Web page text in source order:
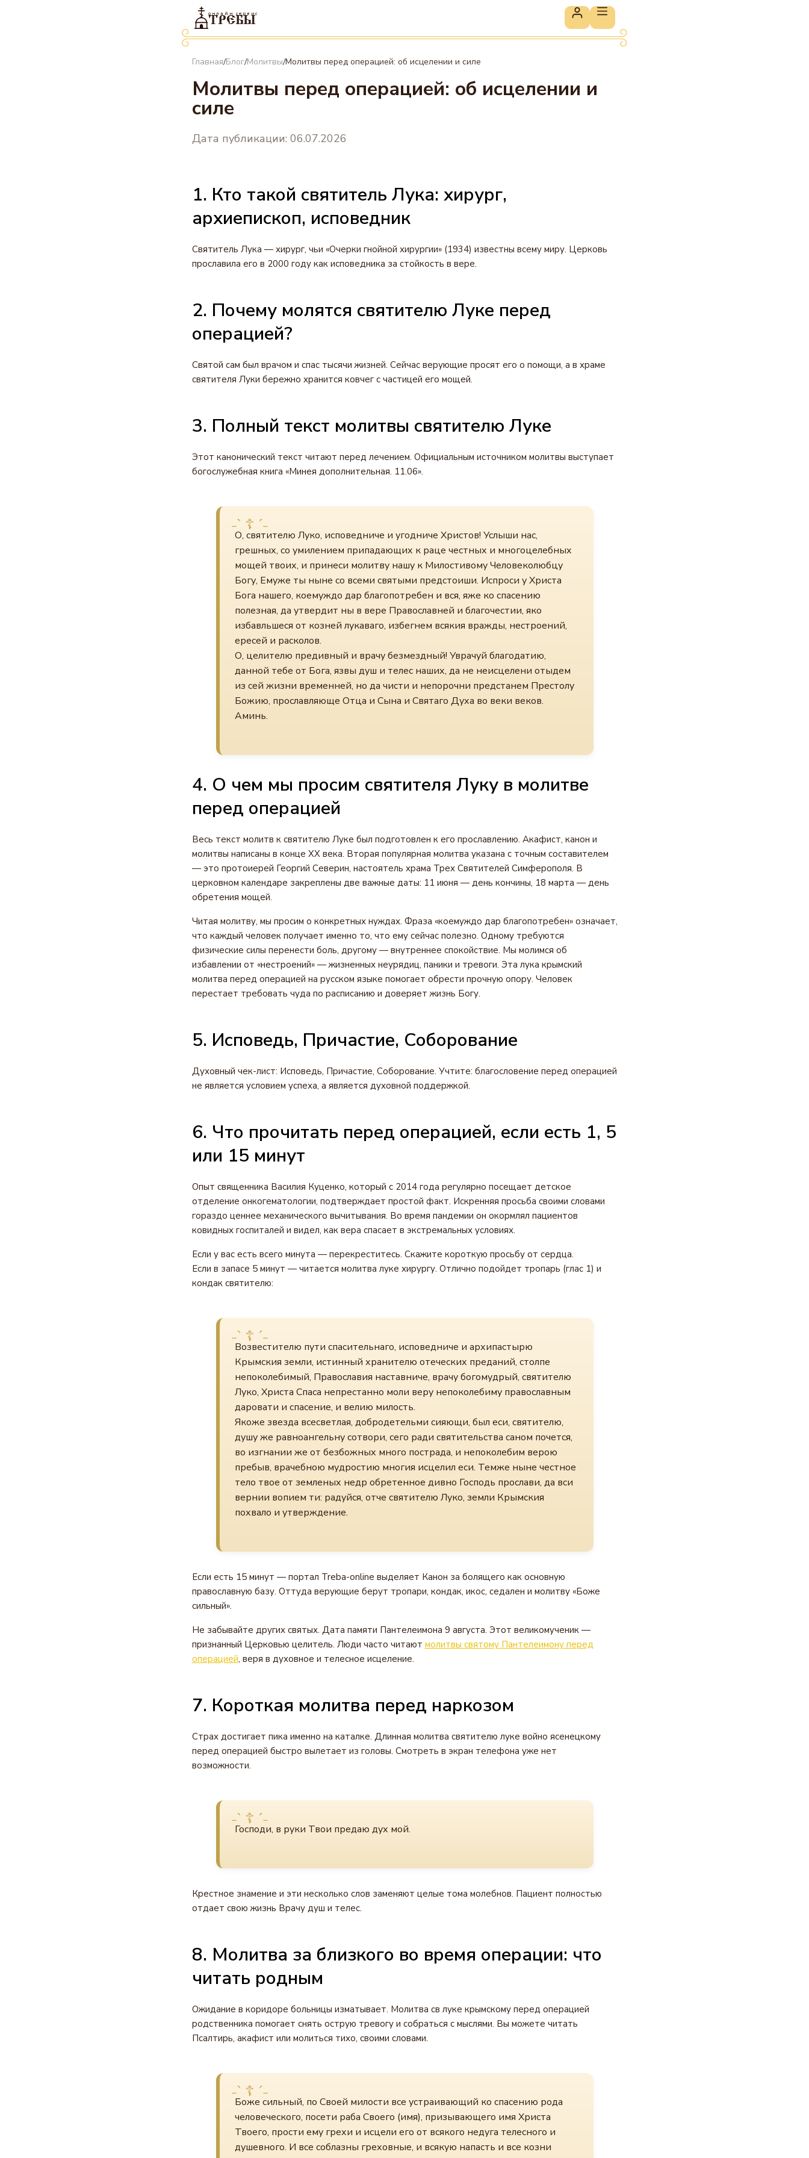
онлайн сервис
ТРЕБЫ
Главная/Блог/Молитвы/Молитвы перед операцией: об исцелении и силе
Молитвы перед операцией: об исцелении и
силе
Дата публикации: 06.07.2026
1. Кто такой святитель Лука: хирург,
архиепископ, исповедник
Святитель Лука — хирург, чьи «Очерки гнойной хирургии» (1934) известны всему миру. Церковь
прославила его в 2000 году как исповедника за стойкость в вере.
2. Почему молятся святителю Луке перед
операцией?
Святой сам был врачом и спас тысячи жизней. Сейчас верующие просят его о помощи, а в храме
святителя Луки бережно хранится ковчег с частицей его мощей.
3. Полный текст молитвы святителю Луке
Этот канонический текст читают перед лечением. Официальным источником молитвы выступает
богослужебная книга «Минея дополнительная. 11.06».
О, святителю Луко, исповедниче и угодниче Христов! Услыши нас,
грешных, со умилением припадающих к раце честных и многоцелебных
мощей твоих, и принеси молитву нашу к Милостивому Человеколюбцу
Богу, Емуже ты ныне со всеми святыми предстоиши. Испроси у Христа
Бога нашего, коемуждо дар благопотребен и вся, яже ко спасению
полезная, да утвердит ны в вере Православней и благочестии, яко
избавльшеся от козней лукаваго, избегнем всякия вражды, нестроений,
ересей и расколов.
О, целителю предивный и врачу безмездный! Уврачуй благодатию,
данной тебе от Бога, язвы душ и телес наших, да не неисцелени отыдем
из сей жизни временней, но да чисти и непорочни предстанем Престолу
Божию, прославляюще Отца и Сына и Святаго Духа во веки веков.
Аминь.
4. О чем мы просим святителя Луку в молитве
перед операцией
Весь текст молитв к святителю Луке был подготовлен к его прославлению. Акафист, канон и
молитвы написаны в конце XX века. Вторая популярная молитва указана с точным составителем
— это протоиерей Георгий Северин, настоятель храма Трех Святителей Симферополя. В
церковном календаре закреплены две важные даты: 11 июня — день кончины, 18 марта — день
обретения мощей.
Читая молитву, мы просим о конкретных нуждах. Фраза «коемуждо дар благопотребен» означает,
что каждый человек получает именно то, что ему сейчас полезно. Одному требуются
физические силы перенести боль, другому — внутреннее спокойствие. Мы молимся об
избавлении от «нестроений» — жизненных неурядиц, паники и тревоги. Эта лука крымский
молитва перед операцией на русском языке помогает обрести прочную опору. Человек
перестает требовать чуда по расписанию и доверяет жизнь Богу.
5. Исповедь, Причастие, Соборование
Духовный чек-лист: Исповедь, Причастие, Соборование. Учтите: благословение перед операцией
не является условием успеха, а является духовной поддержкой.
6. Что прочитать перед операцией, если есть 1, 5
или 15 минут
Опыт священника Василия Куценко, который с 2014 года регулярно посещает детское
отделение онкогематологии, подтверждает простой факт. Искренняя просьба своими словами
гораздо ценнее механического вычитывания. Во время пандемии он окормлял пациентов
ковидных госпиталей и видел, как вера спасает в экстремальных условиях.
Если у вас есть всего минута — перекреститесь. Скажите короткую просьбу от сердца.
Если в запасе 5 минут — читается молитва луке хирургу. Отлично подойдет тропарь (глас 1) и
кондак святителю:
Возвестителю пути спасительнаго, исповедниче и архипастырю
Крымския земли, истинный хранителю отеческих преданий, столпе
непоколебимый, Православия наставниче, врачу богомудрый, святителю
Луко, Христа Спаса непрестанно моли веру непоколебиму православным
даровати и спасение, и велию милость.
Якоже звезда всесветлая, добродетельми сияющи, был еси, святителю,
душу же равноангельну сотвори, сего ради святительства саном почется,
во изгнании же от безбожных много пострада, и непоколебим верою
пребыв, врачебною мудростию многия исцелил еси. Темже ныне честное
тело твое от земленых недр обретенное дивно Господь прослави, да вси
вернии вопием ти: радуйся, отче святителю Луко, земли Крымския
похвало и утверждение.
Если есть 15 минут — портал Treba-online выделяет Канон за болящего как основную
православную базу. Оттуда верующие берут тропари, кондак, икос, седален и молитву «Боже
сильный».
Не забывайте других святых. Дата памяти Пантелеимона 9 августа. Этот великомученик —
признанный Церковью целитель. Люди часто читают молитвы святому Пантелеимону перед
операцией, веря в духовное и телесное исцеление.
7. Короткая молитва перед наркозом
Страх достигает пика именно на каталке. Длинная молитва святителю луке войно ясенецкому
перед операцией быстро вылетает из головы. Смотреть в экран телефона уже нет
возможности.
Господи, в руки Твои предаю дух мой.
Крестное знамение и эти несколько слов заменяют целые тома молебнов. Пациент полностью
отдает свою жизнь Врачу душ и телес.
8. Молитва за близкого во время операции: что
читать родным
Ожидание в коридоре больницы изматывает. Молитва св луке крымскому перед операцией
родственника помогает снять острую тревогу и собраться с мыслями. Вы можете читать
Псалтирь, акафист или молиться тихо, своими словами.
Боже сильный, по Своей милости все устраивающий ко спасению рода
человеческого, посети раба Своего (имя), призывающего имя Христа
Твоего, прости ему грехи и исцели его от всякого недуга телесного и
душевного. И все соблазны греховные, и всякую напасть и все козни